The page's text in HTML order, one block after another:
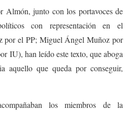
Almón, junto con los portavoces de
con representación en el
por el PP; Miguel Ángel Muñoz por
IU), han leído este texto, que aboga
aquello que queda por conseguir,
los miembros de la